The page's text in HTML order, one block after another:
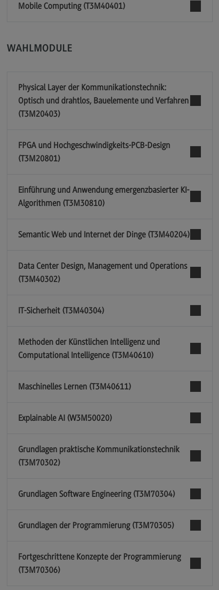
Mobile Computing (T3M40401)
WAHLMODULE
Physical Layer der Kommunikationstechnik:
Optisch und drahtlos, Bauelemente und Verfahren
(T3M20403)
FPGA und Hochgeschwindigkeits-PCB-Design
(T3M20801)
Einführung und Anwendung emergenzbasierter KI-
Algorithmen (T3M30810)
Semantic Web und Internet der Dinge (T3M40204)
Data Center Design, Management und Operations
(T3M40302)
IT-Sicherheit (T3M40304)
Methoden der Künstlichen Intelligenz und
Computational Intelligence (T3M40610)
Maschinelles Lernen (T3M40611)
Explainable AI (W3M50020)
Grundlagen praktische Kommunikationstechnik
(T3M70302)
Grundlagen Software Engineering (T3M70304)
Grundlagen der Programmierung (T3M70305)
Fortgeschrittene Konzepte der Programmierung
(T3M70306)